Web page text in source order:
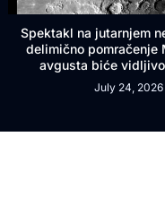
Spektakl na jutarnjem
delimično pomračenje
avgusta biće
July 24, 2026